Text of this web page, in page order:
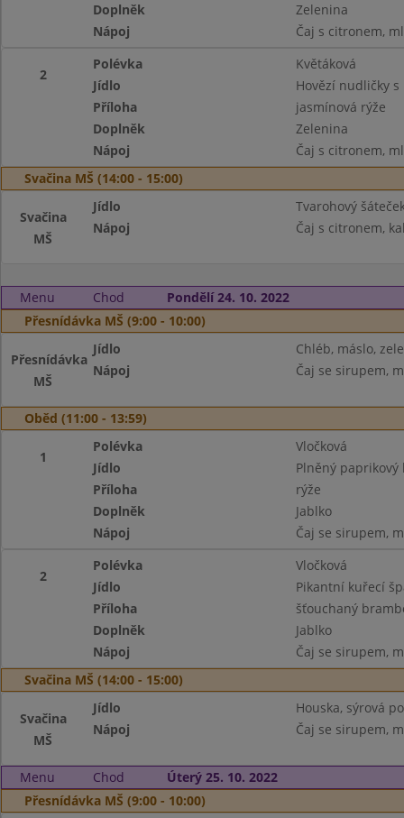
Doplněk
Zelenina
Nápoj
Čaj s citronem,
2
Polévka
Květáková
Jídlo
Hovězí nudličky
Příloha
jasmínová rýže
Doplněk
Zelenina
Nápoj
Čaj s citronem,
Svačina MŠ (14:00 - 15:00)
Svačina
MŠ
Jídlo
Tvarohový
Nápoj
Čaj s citronem,
Menu Chod
Pondělí 24. 10. 2022
Přesnídávka MŠ (9:00 - 10:00)
Přesnídávka
MŠ
Jídlo
Chléb, máslo,
Nápoj
Čaj se sirupem,
Oběd (11:00 - 13:59)
1
Polévka
Vločková
Jídlo
Plněný paprikový
Příloha
rýže
Doplněk
Jablko
Nápoj
Čaj se sirupem,
2
Polévka
Vločková
Jídlo
Pikantní kuřecí
Příloha
šťouchaný
Doplněk
Jablko
Nápoj
Čaj se sirupem,
Svačina MŠ (14:00 - 15:00)
Svačina
MŠ
Jídlo
Houska, sýrová
Nápoj
Čaj se sirupem,
Menu Chod
Úterý 25. 10. 2022
Přesnídávka MŠ (9:00 - 10:00)